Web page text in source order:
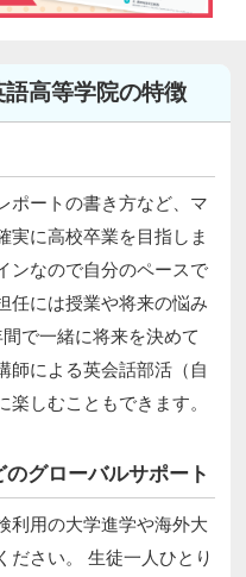
高等学院の特徴
ポートの書き方など、マ
実に高校卒業を目指しま
ンなので自分のペースで
任には授業や将来の悩み
で一緒に将来を決めて
師による英会話部活（自
しむこともできます。
グローバルサポート
利用の大学進学や海外大
ださい。 生徒一人ひとり